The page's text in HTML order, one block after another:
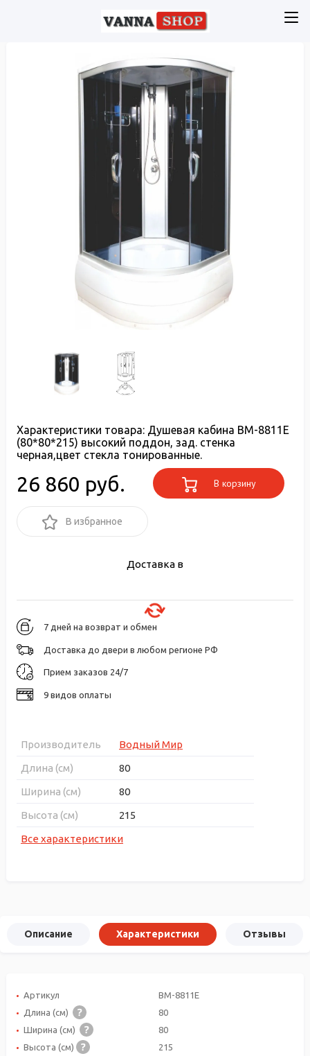
Характеристики товара: Душевая кабина ВМ-8811Е
(80*80*215) высокий поддон, зад. стенка
черная,цвет стекла тонированные.
26 860 руб. В корзину
В избранное
Доставка в
7 дней на возврат и обмен
Доставка до двери в любом регионе РФ
Прием заказов 24/7
9 видов оплаты
Производитель
Водный Мир
Длина (см)
80
Ширина (см)
80
Высота (см)
215
Все характеристики
Описание Характеристики Отзывы
Артикул
ВМ-8811Е
Длина (см)
80
Ширина (см)
80
Высота (см)
215